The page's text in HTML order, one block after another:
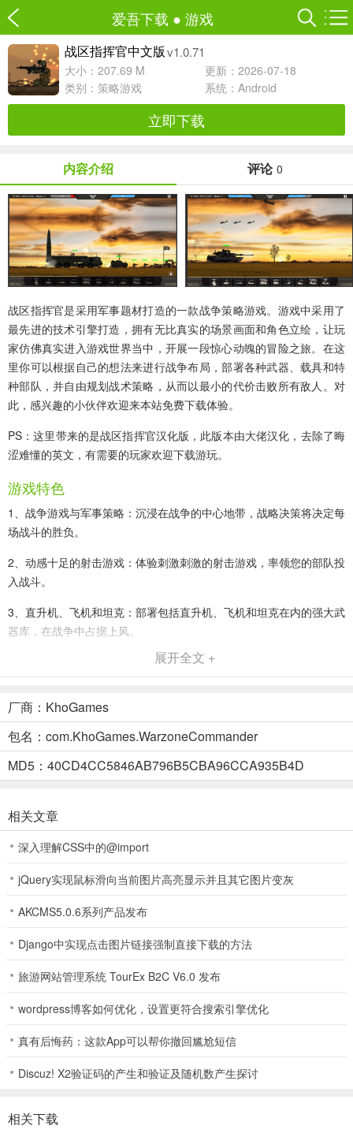
爱吾下载 ● 游戏
战区指挥官中文版 v1.0.71
大小：207.69 M
更新：2026-07-18
类别： 策略游戏 系统：Android
立即下载
内容介绍 评论 0
战区指挥官是采用军事题材打造的一款战争策略游戏。游戏中采用了
最先进的技术引擎打造，拥有无比真实的场景画面和角色立绘，让玩
家仿佛真实进入游戏世界当中，开展一段惊心动魄的冒险之旅。在这
里你可以根据自己的想法来进行战争布局，部署各种武器、载具和特
种部队，并自由规划战术策略，从而以最小的代价击败所有敌人。对
此，感兴趣的小伙伴欢迎来本站免费下载体验。
PS：这里带来的是战区指挥官汉化版 ，此版本由大佬汉化，去除了晦
涩难懂的英文，有需要的玩家欢迎下载游玩。
游戏特色
1、战争游戏与军事策略：沉浸在战争的中心地带，战略决策将决定每
场战斗的胜负。
2、动感十足的射击游戏：体验刺激刺激的射击游戏，率领您的部队投
入战斗。
3、直升机、飞机和坦克：部署包括直升机、飞机和坦克在内的强大武
器库，在战争中占据上风。
4、战术小队指挥：掌控一支战术小队，运用他们独特的技能智胜敌
5、逼真的战场：在逼真的环境中穿梭，从危机四伏的战壕到广阔的战
区，每个环境都充满挑战。
战区指挥官中文版新手攻略
2、然后就可以来选择关卡进行挑战。
展开全文 +
厂商：KhoGames
包名：com.KhoGames.WarzoneCommander
MD5：40CD4CC5846AB796B5CBA96CCA935B4D
相关文章
深入理解CSS中的@import
jQuery实现鼠标滑向当前图片高亮显示并且其它图片变灰
AKCMS5.0.6系列产品发布
Django中实现点击图片链接强制直接下载的方法
旅游网站管理系统 TourEx B2C V6.0 发布
wordpress博客如何优化，设置更符合搜索引擎优化
真有后悔药：这款App可以帮你撤回尴尬短信
Discuz! X2验证码的产生和验证及随机数产生探讨
相关下载